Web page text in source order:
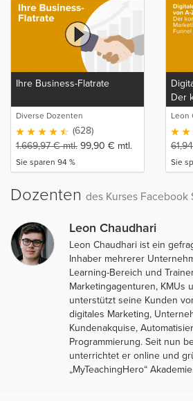
Ihre Business-Flatrate
Diverse Dozenten
(628)
1.669,97€mtl. 99,90 € mtl.
Sie sparen 94 %
Der
Leon
Sie
Dozenten des Kurses Facebook
Leon Chaudhari
Leon Chaudhari ist ein
Inhaber mehrerer
Learning-Bereich und
Marketingagenturen, KMUs
unterstützt seine Kunden
digitales Marketing,
Kundenakquise,
Programmierung. Seit nun
unterrichtet er online und
„MyTeachingHero“